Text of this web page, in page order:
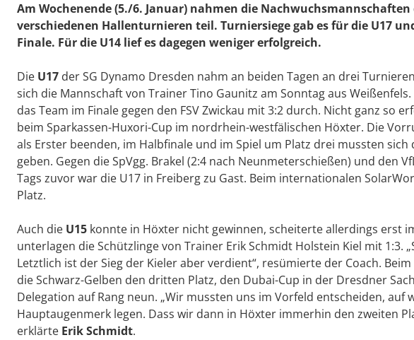
Am Wochenende (5./6. Januar) nahmen die Nachwuchsmannschaften
verschiedenen Hallenturnieren teil. Turniersiege gab es für die U17
Finale. Für die U14 lief es dagegen weniger erfolgreich.
Die U17 der SG Dynamo Dresden nahm an beiden Tagen an drei
sich die Mannschaft von Trainer Tino Gaunitz am Sonntag aus
das Team im Finale gegen den FSV Zwickau mit 3:2 durch. Nicht ganz so
beim Sparkassen-Huxori-Cup im nordrhein-westfälischen Höxter. Die
als Erster beenden, im Halbfinale und im Spiel um Platz drei mussten
geben. Gegen die SpVgg. Brakel (2:4 nach Neunmeterschießen) und den
Tags zuvor war die U17 in Freiberg zu Gast. Beim internationalen
Platz.
Auch die U15 konnte in Höxter nicht gewinnen, scheiterte allerdings erst
unterlagen die Schützlinge von Trainer Erik Schmidt Holstein Kiel mit 1:3.
Letztlich ist der Sieg der Kieler aber verdient“, resümierte der Coach.
die Schwarz-Gelben den dritten Platz, den Dubai-Cup in der Dresdner
Delegation auf Rang neun. „Wir mussten uns im Vorfeld entscheiden, auf
Hauptaugenmerk legen. Dass wir dann in Höxter immerhin den zweiten
erklärte Erik Schmidt.